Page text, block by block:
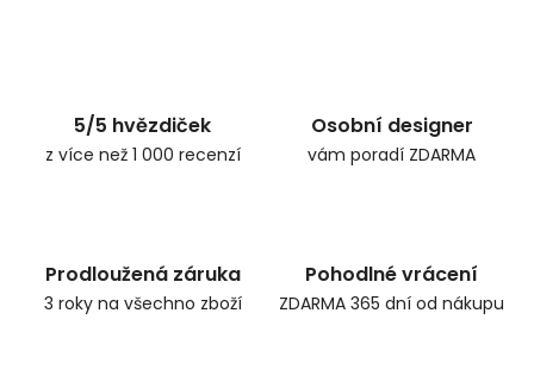
5/5 hvězdiček
z více než 1 000 recenzí
Osobní designer
vám poradí ZDARMA
Prodloužená záruka
3 roky na všechno zboží
Pohodlné vrácení
ZDARMA 365 dní od nákupu